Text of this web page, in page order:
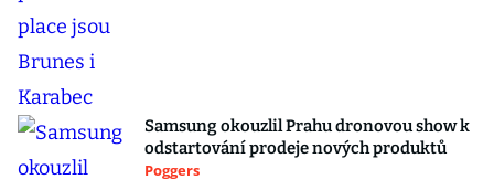
Samsung okouzlil Prahu dronovou show k
odstartování prodeje nových produktů
Poggers